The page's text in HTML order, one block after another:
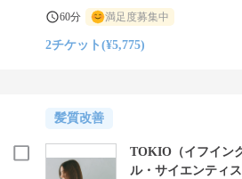
60分 満足度募集中
2チケット(¥5,775)
髪質改善
TOKIO（イフイン
ル・サイエンティ